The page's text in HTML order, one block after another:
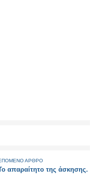
ΑΡΘΡΟ
απαραίτητο της άσκησης.